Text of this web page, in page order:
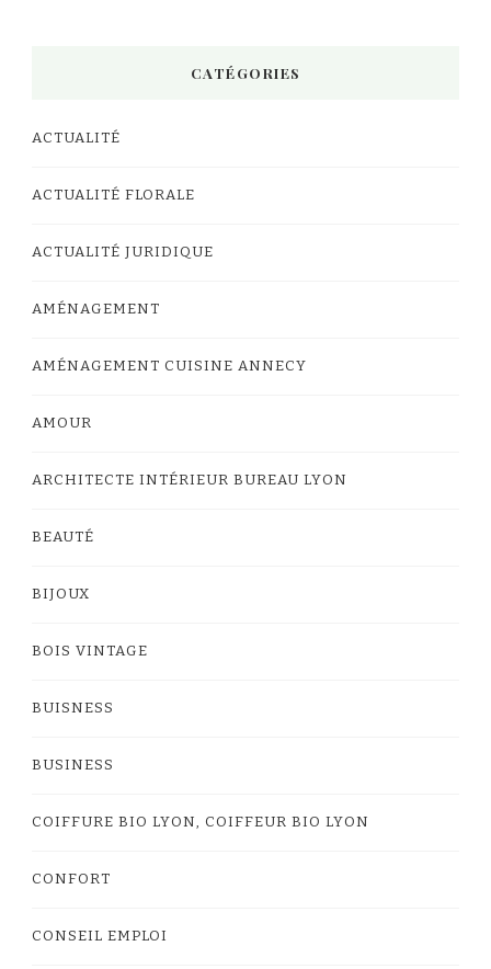
CATÉGORIES
ACTUALITÉ
ACTUALITÉ FLORALE
ACTUALITÉ JURIDIQUE
AMÉNAGEMENT
AMÉNAGEMENT CUISINE ANNECY
AMOUR
ARCHITECTE INTÉRIEUR BUREAU LYON
BEAUTÉ
BIJOUX
BOIS VINTAGE
BUISNESS
BUSINESS
COIFFURE BIO LYON, COIFFEUR BIO LYON
CONFORT
CONSEIL EMPLOI